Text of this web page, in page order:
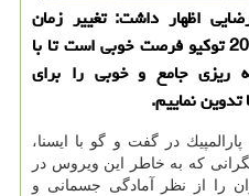
اظهار داشت: تغییر زمان
برگزاری بازی های پارالمپیك 2020 توكیو فرصت خوبی است تا با
ریزی جامع و خوبی را برای
در گفت و گو با ایسنا،
كه به خاطر این ویروس در
را از نظر آمادگی جسمانی و